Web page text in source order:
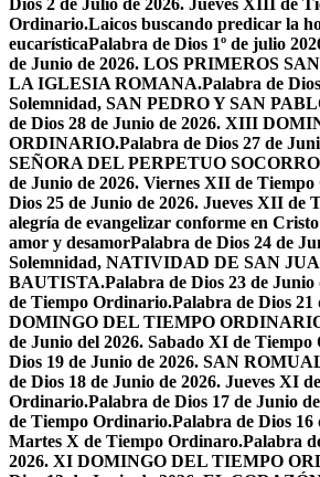
Dios 2 de Julio de 2026. Jueves XIII de
Ordinario.Laicos buscando predicar la
eucarísticaPalabra de Dios 1º de julio
de Junio de 2026. LOS PRIMEROS
LA IGLESIA ROMANA.Palabra de
Solemnidad, SAN PEDRO Y SAN
de Dios 28 de Junio de 2026. XIII
ORDINARIO.Palabra de Dios 27 de
SEÑORA DEL PERPETUO
de Junio de 2026. Viernes XII de
Dios 25 de Junio de 2026. Jueves XII de
alegría de evangelizar conforme en Cristo
amor y desamorPalabra de Dios 24 de
Solemnidad, NATIVIDAD DE SAN
BAUTISTA.Palabra de Dios 23 de
de Tiempo Ordinario.Palabra de Dios
DOMINGO DEL TIEMPO
de Junio del 2026. Sabado XI de
Dios 19 de Junio de 2026. SAN
de Dios 18 de Junio de 2026. Jueves XI
Ordinario.Palabra de Dios 17 de Junio
de Tiempo Ordinario.Palabra de Dios 16
Martes X de Tiempo Ordinaro.Palabra
2026. XI DOMINGO DEL TIEMPO